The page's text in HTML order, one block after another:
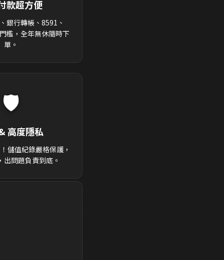
款超方便
銀行轉帳、8591、
檻，全年無休隨時下
單。
🛡️
高度隱私
儲值紀錄嚴格保護，
出問題負責到底。